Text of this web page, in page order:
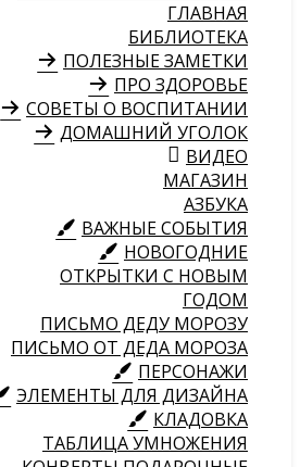
ГЛАВНАЯ
БИБЛИОТЕКА
ПОЛЕЗНЫЕ ЗАМЕТКИ
ПРО ЗДОРОВЬЕ
СОВЕТЫ О ВОСПИТАНИИ
ДОМАШНИЙ УГОЛОК
ВИДЕО
МАГАЗИН
АЗБУКА
ВАЖНЫЕ СОБЫТИЯ
НОВОГОДНИЕ
ОТКРЫТКИ С НОВЫМ
ГОДОМ
ПИСЬМО ДЕДУ МОРОЗУ
ПИСЬМО ОТ ДЕДА МОРОЗА
ПЕРСОНАЖИ
ЭЛЕМЕНТЫ ДЛЯ ДИЗАЙНА
КЛАДОВКА
ТАБЛИЦА УМНОЖЕНИЯ